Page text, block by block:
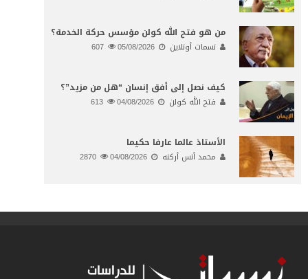
من هو فتح الله كولن مؤسس حركة الخدمة؟
نسمات أونلاين 05/08/2026
كيف نصل إلى أفق إنسان “هل من مزيد”؟
فتح الله كولن 04/08/2026
الأستاذ عالما عارفا حكيما
محمد أنس أركنه 04/08/2026